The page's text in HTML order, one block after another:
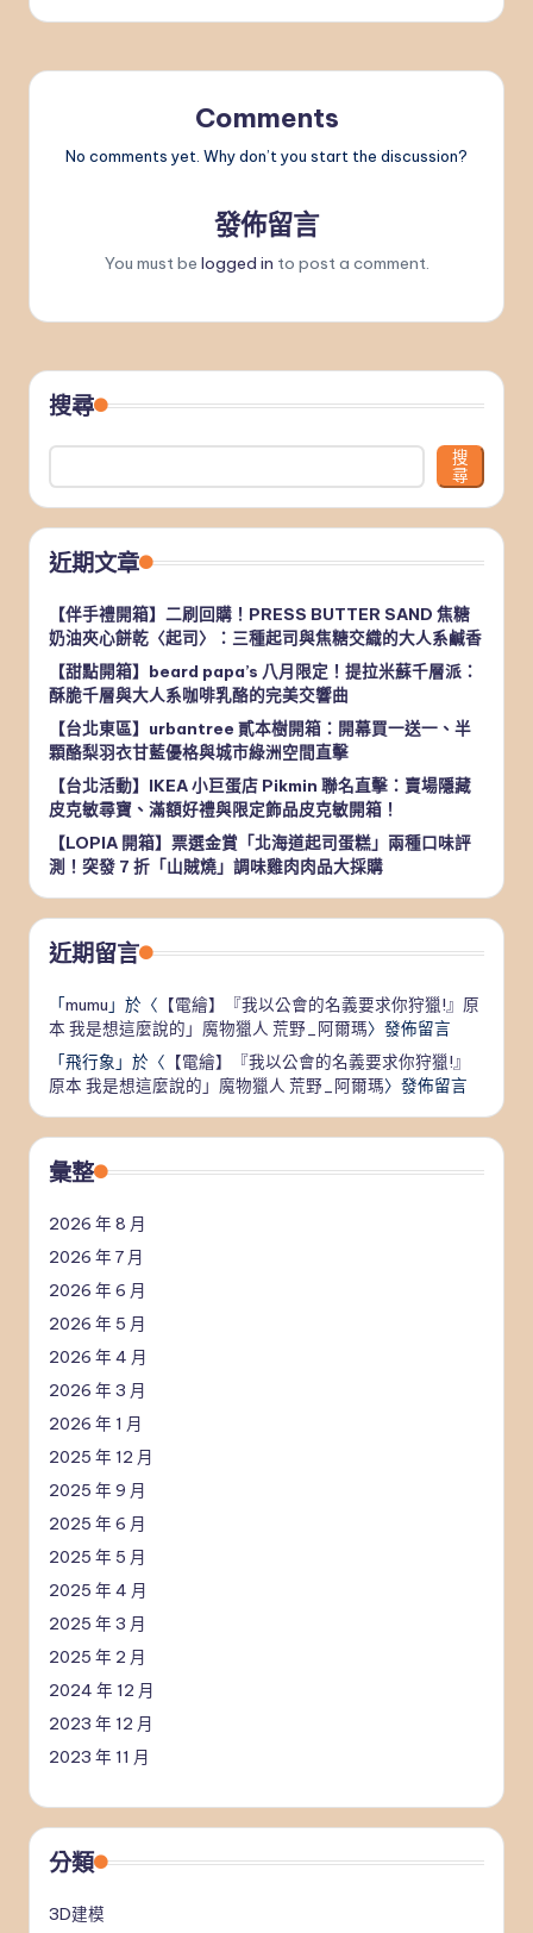
Comments
No comments yet. Why don’t you start the discussion?
發佈留言
You must be logged in to post a comment.
搜尋
搜
尋
近期文章
【伴手禮開箱】二刷回購！PRESS BUTTER SAND 焦糖
奶油夾心餅乾〈起司〉：三種起司與焦糖交織的大人系鹹香
【甜點開箱】beard papa’s 八月限定！提拉米蘇千層派：
酥脆千層與大人系咖啡乳酪的完美交響曲
【台北東區】urbantree 貳本樹開箱：開幕買一送一、半
顆酪梨羽衣甘藍優格與城市綠洲空間直擊
【台北活動】IKEA 小巨蛋店 Pikmin 聯名直擊：賣場隱藏
皮克敏尋寶、滿額好禮與限定飾品皮克敏開箱！
【LOPIA 開箱】票選金賞「北海道起司蛋糕」兩種口味評
測！突發 7 折「山賊燒」調味雞肉肉品大採購
近期留言
「mumu 」於〈 【電繪】『我以公會的名義要求你狩獵!』原
本 我是想這麼說的」魔物獵人 荒野_阿爾瑪〉發佈留言
「飛行象 」於〈 【電繪】『我以公會的名義要求你狩獵!』
原本 我是想這麼說的」魔物獵人 荒野_阿爾瑪〉發佈留言
彙整
2026 年 8 月
2026 年 7 月
2026 年 6 月
2026 年 5 月
2026 年 4 月
2026 年 3 月
2026 年 1 月
2025 年 12 月
2025 年 9 月
2025 年 6 月
2025 年 5 月
2025 年 4 月
2025 年 3 月
2025 年 2 月
2024 年 12 月
2023 年 12 月
2023 年 11 月
分類
3D建模